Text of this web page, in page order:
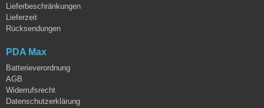
Lieferbeschränkungen
Lieferzeit
Rücksendungen
PDA Max
Batterieverordnung
AGB
Widerrufsrecht
Datenschutzerklärung